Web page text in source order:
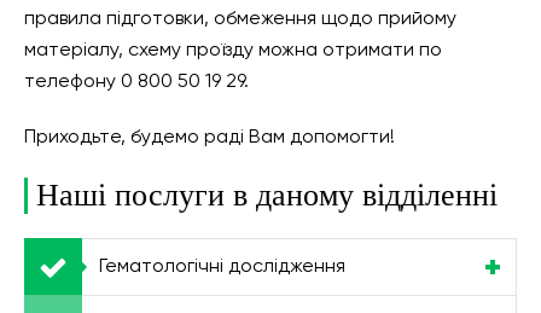
правила підготовки, обмеження щодо прийому
матеріалу, схему проїзду можна отримати по
телефону 0 800 50 19 29.
Приходьте, будемо раді Вам допомогти!
Наші послуги в даному відділенні
Гематологічні дослідження